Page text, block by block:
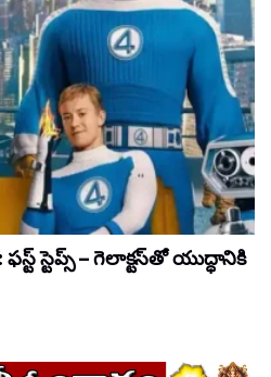
స్టెప్స్ – గెలాక్టస్‌తో యుద్ధానికి